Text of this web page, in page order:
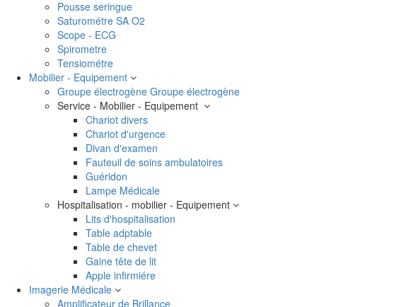
Pousse seringue
Saturométre SA O2
Scope - ECG
Spirometre
Tensiométre
Mobilier - Equipement
Groupe électrogène Groupe électrogène
Service - Mobilier - Equipement
Chariot divers
Chariot d'urgence
Divan d'examen
Fauteuil de soins ambulatoires
Guéridon
Lampe Médicale
Hospitalisation - mobilier - Equipement
Lits d'hospitalisation
Table adptable
Table de chevet
Gaine tête de lit
Apple infirmiére
Imagerie Médicale
Amplificateur de Brillance